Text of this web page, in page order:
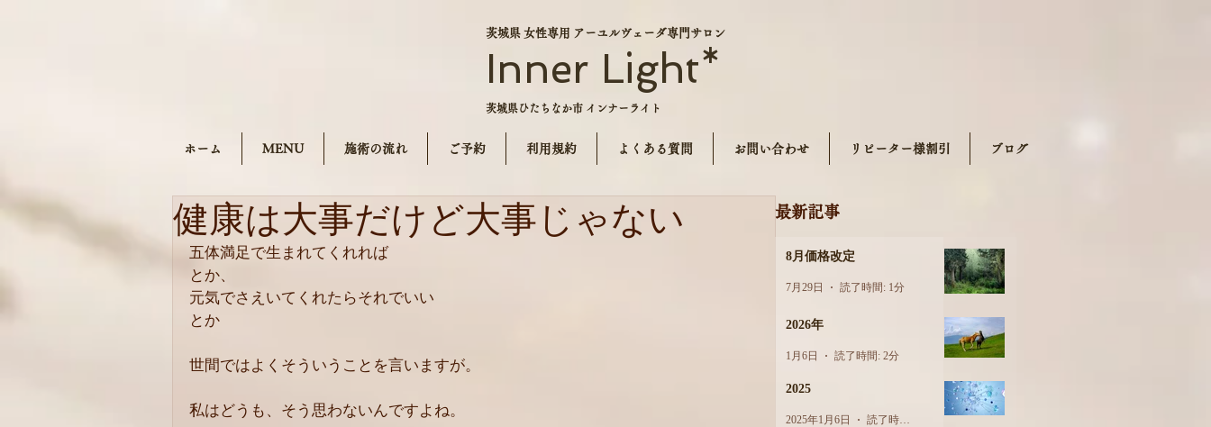
茨城県 女性専用 アーユルヴェーダ専門サロン
Inner Light*
茨城県ひたちなか市 インナーライト
ホーム MENU 施術の流れ ご予約 利用規約 よくある質問 お問い合わせ リピーター様割引 ブログ
健康は大事だけど大事じゃない
五体満足で生まれてくれれば
とか、
元気でさえいてくれたらそれでいい
とか
世間ではよくそういうことを言いますが。
私はどうも、そう思わないんですよね。
最新記事
8月価格改定
7月29日 読了時間: 1分
2026年
1月6日 読了時間: 2分
2025
2025年1月6日